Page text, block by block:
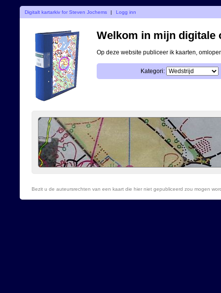
Digitalt kartarkiv for Steven Jochems | Logg inn
Welkom in mijn digitale
Op deze website publiceer ik kaarten,
Kategori:
Bezit u de auteursrechten van een kaart die hier niet gepubliceerd zou mogen